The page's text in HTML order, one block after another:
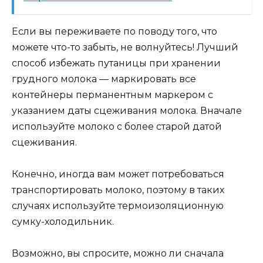
Если вы переживаете по поводу того, что
можете что-то забыть, не волнуйтесь! Лучший
способ избежать путаницы при хранении
грудного молока — маркировать все
контейнеры перманентным маркером с
указанием даты сцеживания молока. Вначале
используйте молоко с более старой датой
сцеживания.
Конечно, иногда вам может потребоваться
транспортировать молоко, поэтому в таких
случаях используйте термоизоляционную
сумку-холодильник.
Возможно, вы спросите, можно ли сначала